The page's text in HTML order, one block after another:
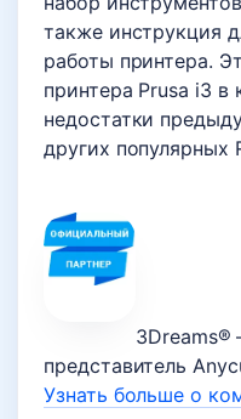
также инструкция
работы принтера.
принтера Prusa i3 в
недостатки
других популярных
представитель
Узнать больше о